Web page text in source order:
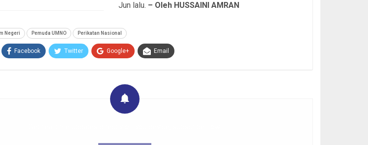
Jun lalu. – Oleh HUSSAINI AMRAN
Negeri Pemuda UMNO Perikatan Nasional
Facebook Twitter Google+ Email